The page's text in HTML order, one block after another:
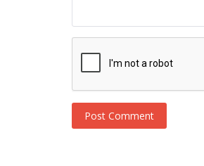
Post Comment